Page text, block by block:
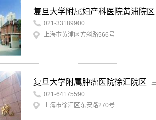
复旦大学附属妇产科医院黄浦院区
021-33189900
上海市黄浦区方斜路566号
复旦大学附属肿瘤医院徐汇院区
021-64175590
上海市徐汇区东安路270号